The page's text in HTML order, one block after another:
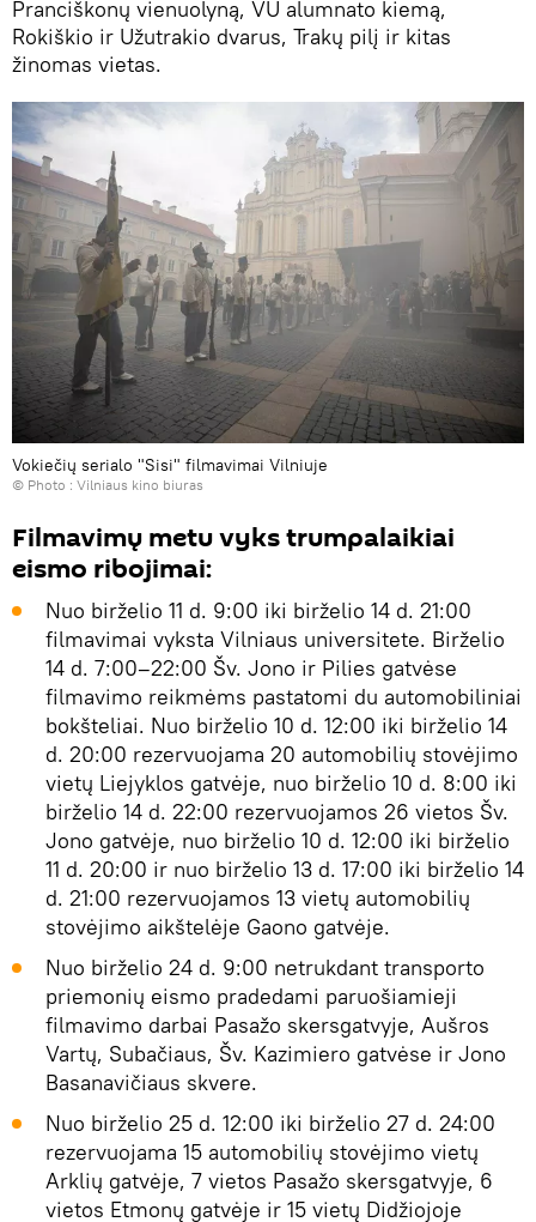
Pranciškonų vienuolyną, VU alumnato kiemą,
Rokiškio ir Užutrakio dvarus, Trakų pilį ir kitas
žinomas vietas.
Vokiečių serialo "Sisi" filmavimai Vilniuje
© Photo : Vilniaus kino biuras
Filmavimų metu vyks trumpalaikiai
eismo ribojimai:
Nuo birželio 11 d. 9:00 iki birželio 14 d. 21:00
filmavimai vyksta Vilniaus universitete. Birželio
14 d. 7:00–22:00 Šv. Jono ir Pilies gatvėse
filmavimo reikmėms pastatomi du automobiliniai
bokšteliai. Nuo birželio 10 d. 12:00 iki birželio 14
d. 20:00 rezervuojama 20 automobilių stovėjimo
vietų Liejyklos gatvėje, nuo birželio 10 d. 8:00 iki
birželio 14 d. 22:00 rezervuojamos 26 vietos Šv.
Jono gatvėje, nuo birželio 10 d. 12:00 iki birželio
11 d. 20:00 ir nuo birželio 13 d. 17:00 iki birželio 14
d. 21:00 rezervuojamos 13 vietų automobilių
stovėjimo aikštelėje Gaono gatvėje.
Nuo birželio 24 d. 9:00 netrukdant transporto
priemonių eismo pradedami paruošiamieji
filmavimo darbai Pasažo skersgatvyje, Aušros
Vartų, Subačiaus, Šv. Kazimiero gatvėse ir Jono
Basanavičiaus skvere.
Nuo birželio 25 d. 12:00 iki birželio 27 d. 24:00
rezervuojama 15 automobilių stovėjimo vietų
Arklių gatvėje, 7 vietos Pasažo skersgatvyje, 6
vietos Etmonų gatvėje ir 15 vietų Didžiojoje